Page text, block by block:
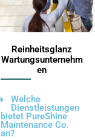
Reinheitsglanz
Wartungsunternehm
en
Welche
Dienstleistungen
bietet PureShine
Maintenance Co.
an?